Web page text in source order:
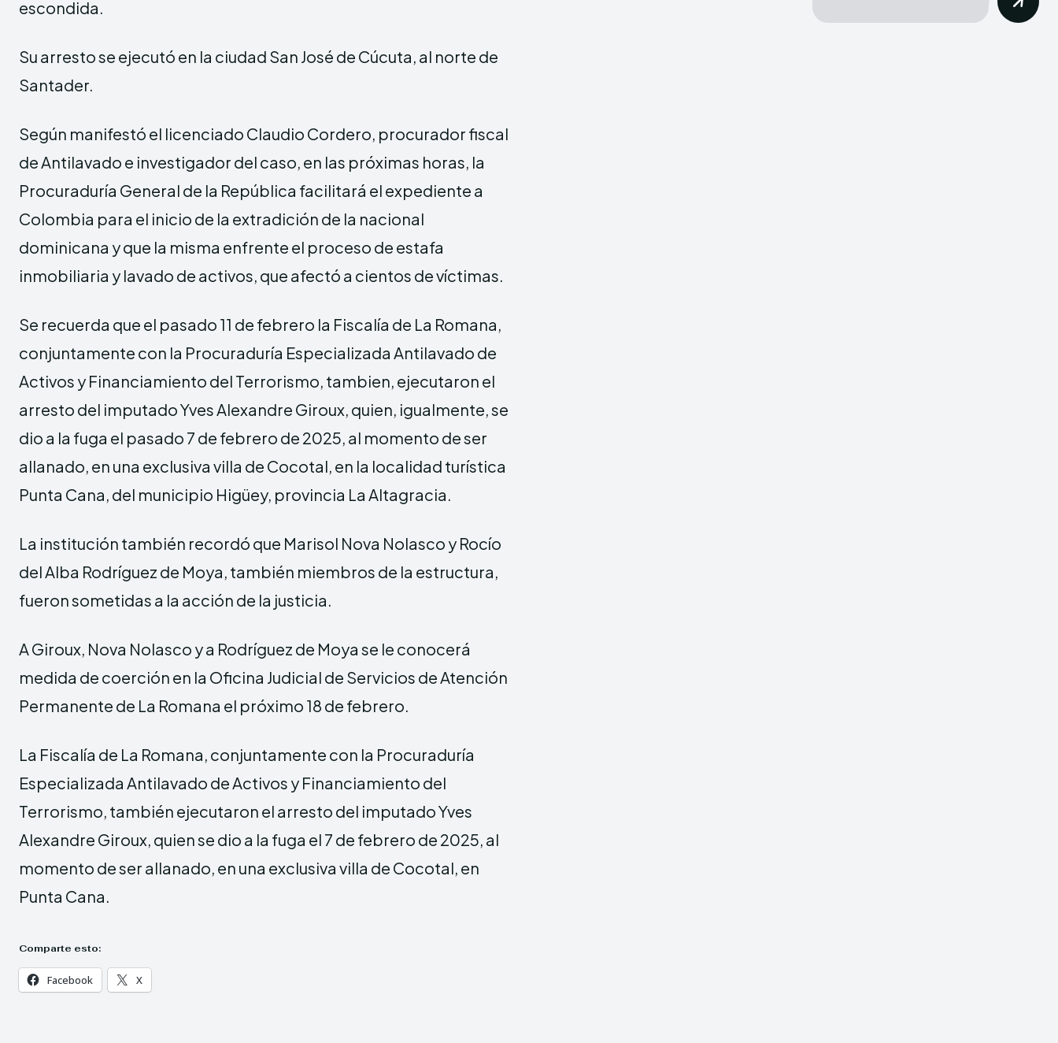
escondida.
Su arresto se ejecutó en la ciudad San José de Cúcuta, al norte de
Santader.
Según manifestó el licenciado Claudio Cordero, procurador fiscal
de Antilavado e investigador del caso, en las próximas horas, la
Procuraduría General de la República facilitará el expediente a
Colombia para el inicio de la extradición de la nacional
dominicana y que la misma enfrente el proceso de estafa
inmobiliaria y lavado de activos, que afectó a cientos de víctimas.
Se recuerda que el pasado 11 de febrero la Fiscalía de La Romana,
conjuntamente con la Procuraduría Especializada Antilavado de
Activos y Financiamiento del Terrorismo, tambien, ejecutaron el
arresto del imputado Yves Alexandre Giroux, quien, igualmente, se
dio a la fuga el pasado 7 de febrero de 2025, al momento de ser
allanado, en una exclusiva villa de Cocotal, en la localidad turística
Punta Cana, del municipio Higüey, provincia La Altagracia.
La institución también recordó que Marisol Nova Nolasco y Rocío
del Alba Rodríguez de Moya, también miembros de la estructura,
fueron sometidas a la acción de la justicia.
A Giroux, Nova Nolasco y a Rodríguez de Moya se le conocerá
medida de coerción en la Oficina Judicial de Servicios de Atención
Permanente de La Romana el próximo 18 de febrero.
La Fiscalía de La Romana, conjuntamente con la Procuraduría
Especializada Antilavado de Activos y Financiamiento del
Terrorismo, también ejecutaron el arresto del imputado Yves
Alexandre Giroux, quien se dio a la fuga el 7 de febrero de 2025, al
momento de ser allanado, en una exclusiva villa de Cocotal, en
Punta Cana.
Comparte esto:
Facebook X